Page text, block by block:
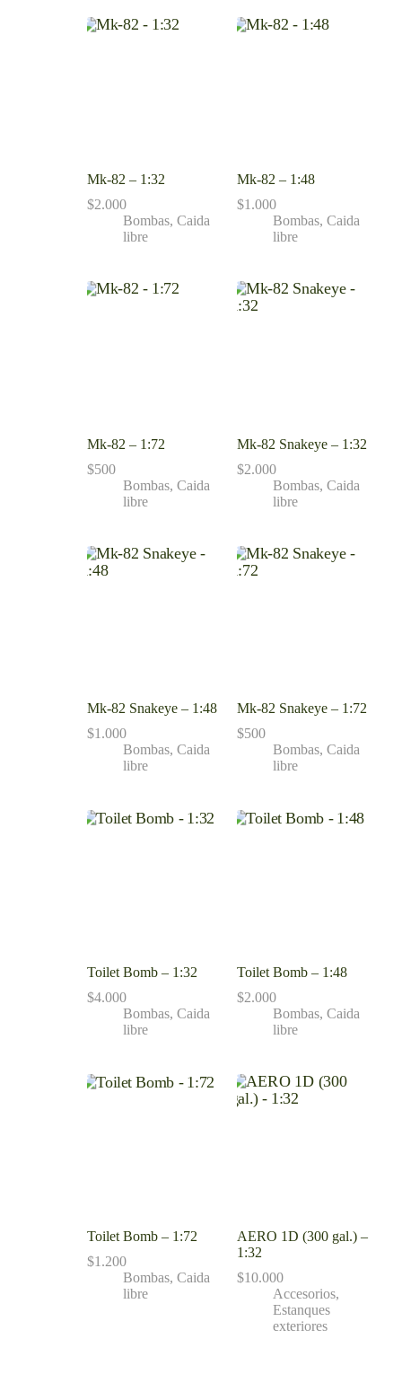
Mk-82 – 1:32
$2.000
Bombas, Caida
libre
Mk-82 – 1:48
$1.000
Bombas, Caida
libre
Mk-82 – 1:72
$500
Bombas, Caida
libre
Mk-82 Snakeye – 1:32
$2.000
Bombas, Caida
libre
Mk-82 Snakeye – 1:48
$1.000
Bombas, Caida
libre
Mk-82 Snakeye – 1:72
$500
Bombas, Caida
libre
Toilet Bomb – 1:32
$4.000
Bombas, Caida
libre
Toilet Bomb – 1:48
$2.000
Bombas, Caida
libre
Toilet Bomb – 1:72
$1.200
Bombas, Caida
libre
AERO 1D (300 gal.) –
1:32
$10.000
Accesorios,
Estanques
exteriores